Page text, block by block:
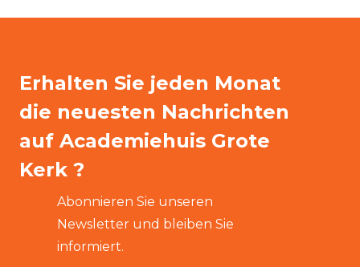
Erhalten Sie jeden Monat
die neuesten Nachrichten
auf Academiehuis Grote
Kerk ?
Abonnieren Sie unseren
Newsletter und bleiben Sie
informiert.